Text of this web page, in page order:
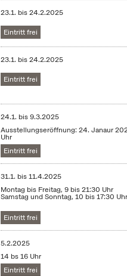
23.1. bis24.2.2025
Eintritt frei
23.1. bis24.2.2025
Eintritt frei
24.1. bis9.3.2025
Ausstellungseröffnung: 24. Janaur
Uhr
Eintritt frei
31.1. bis11.4.2025
Montag bis Freitag, 9 bis 21:30 Uhr
Samstag und Sonntag, 10 bis 17:30 Uhr
Eintritt frei
5.2.2025
14 bs 16 Uhr
Eintritt frei